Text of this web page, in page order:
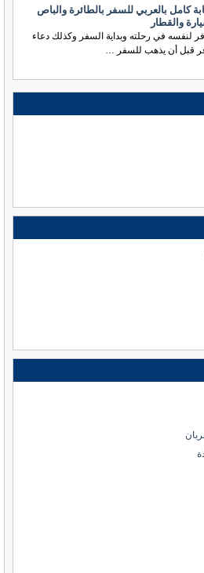
كامل بالعربي للسفر بالطائرة والباص
والقطار
لنفسه في رحلته وبداية السفر وكذلك دعاء
قبل أن يذهب للسفر …